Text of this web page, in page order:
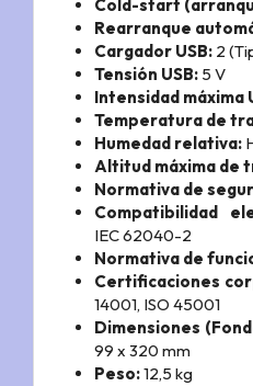
Cold-start
Rearranque
Cargador USB: 2
Tensión USB: 5 V
Intensidad máxima
Temperatura de
Humedad relativa:
Altitud máxima de
Normativa de
Compatibilidad
IEC 62040-2
Normativa de
Certificaciones
14001, ISO 45001
Dimensiones
99 x 320 mm
Peso:12,5 kg